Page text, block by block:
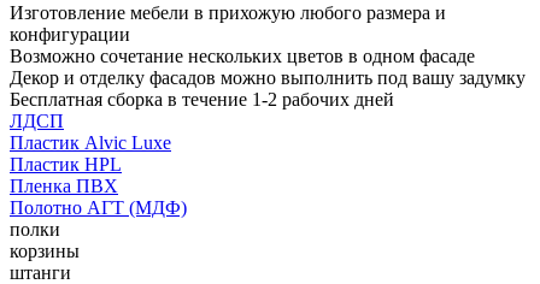
Изготовление мебели в прихожую любого размера и
конфигурации
Возможно сочетание нескольких цветов в одном фасаде
Декор и отделку фасадов можно выполнить под вашу задумку
Бесплатная сборка в течение 1-2 рабочих дней
ЛДСП
Пластик Alvic Luxe
Пластик HPL
Пленка ПВХ
Полотно АГТ (МДФ)
полки
корзины
штанги